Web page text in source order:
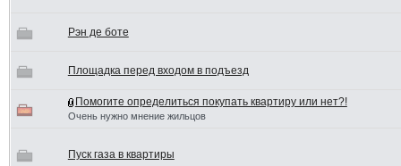
Рэн де боте
Площадка перед входом в подъезд
Помогите определиться покупать квартиру или нет?!
Очень нужно мнение жильцов
Пуск газа в квартиры